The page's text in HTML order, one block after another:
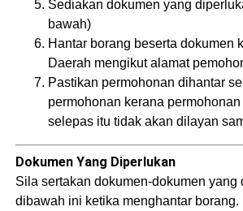
Sediakan dokumen yang
bawah)
Hantar borang beserta dokumen
Daerah mengikut alamat
Pastikan permohonan dihantar
permohonan kerana
selepas itu tidak akan dilayan
Dokumen Yang Diperlukan
Sila sertakan dokumen-dokumen yang
dibawah ini ketika menghantar borang.